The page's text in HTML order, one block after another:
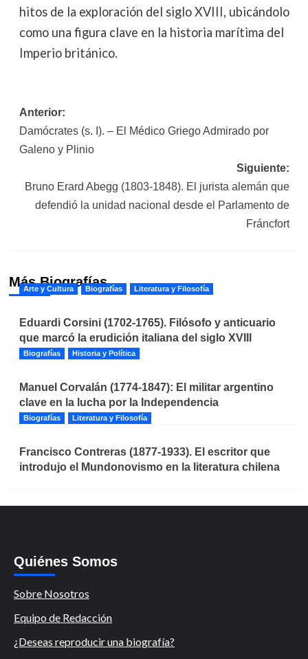
hitos de la exploración del siglo XVIII, ubicándolo
como una figura clave en la historia marítima del
Imperio británico.
Navegación
de
entradas
Anterior:
Damócrates (s. I). – El Médico Griego Admirado por
Galeno y Plinio
Siguiente:
Bruno Erard Abegg (1803-1848). El jurista alemán que
defendió la unidad nacional desde el Parlamento de
Fráncfort
Más Biografías
Arte y Cultura Biografías Literatura y Filosofía
Eduardi Corsini (1702-1765). Filósofo y anticuario
que marcó la erudición italiana del siglo XVIII
Biografías Historia y Política
Manuel Corvalán (1774-1847): El militar argentino
clave en la lucha por la Independencia
Biografías Literatura y Filosofía
Francisco Contreras (1877-1933). El escritor que
introdujo el Mundonovismo en la literatura chilena
Quiénes Somos
Sobre Nosotros
Equipo de Redacción
¿Deseas reproducir una biografía?